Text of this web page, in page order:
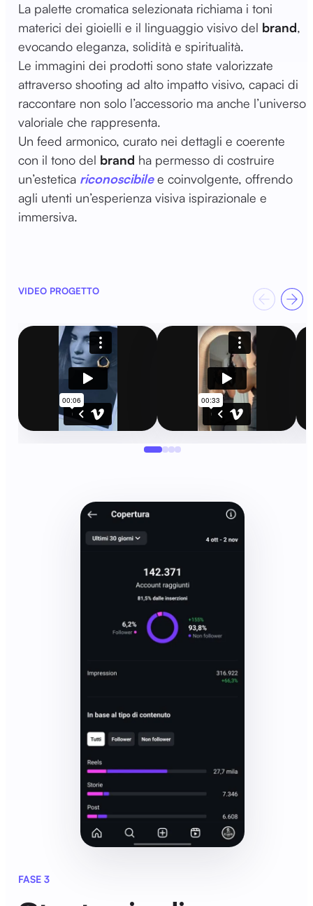
La palette cromatica selezionata richiama i toni
materici dei gioielli e il linguaggio visivo del brand,
evocando eleganza, solidità e spiritualità.
Le immagini dei prodotti sono state valorizzate
attraverso shooting ad alto impatto visivo, capaci di
raccontare non solo l’accessorio ma anche l’universo
valoriale che rappresenta.
Un feed armonico, curato nei dettagli e coerente
con il tono del brand ha permesso di costruire
un’estetica riconoscibilee coinvolgente, offrendo
agli utenti un’esperienza visiva ispirazionale e
immersiva.
VIDEO PROGETTO
FASE 3